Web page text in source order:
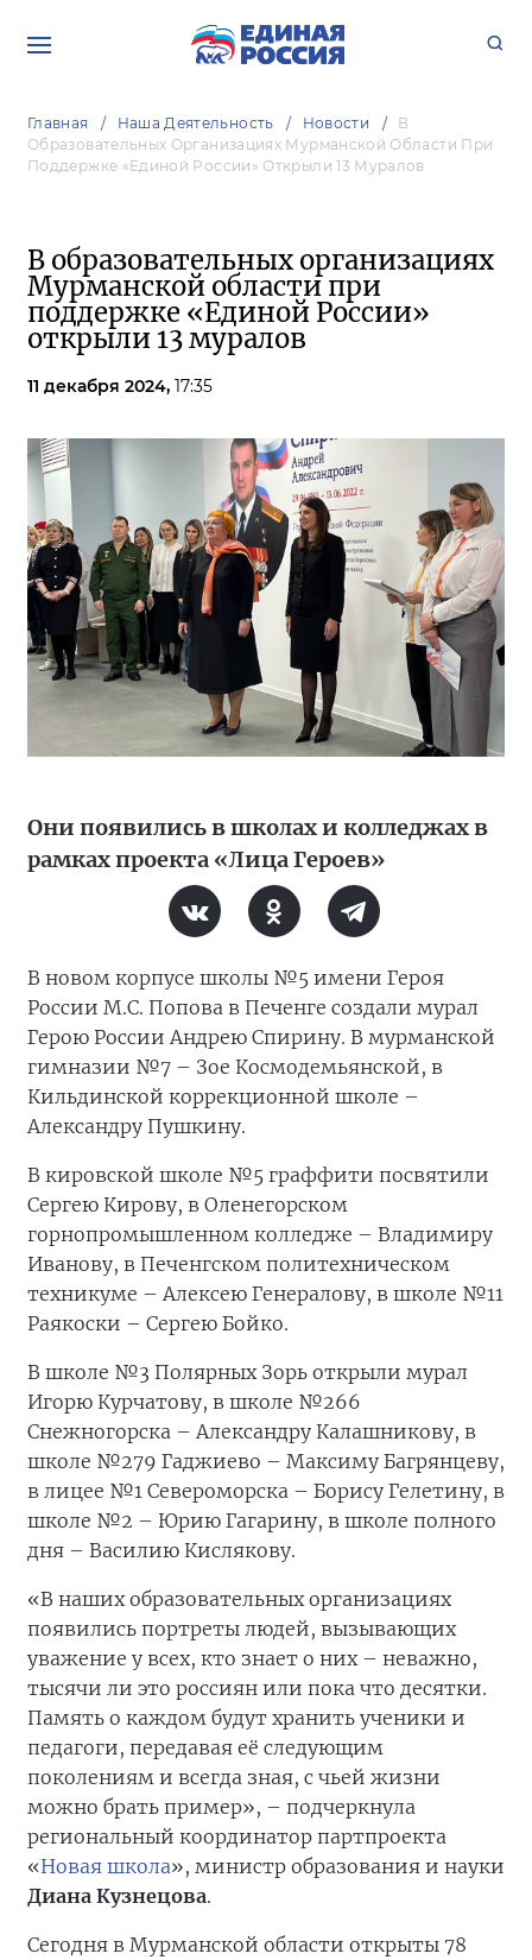
Главная Наша Деятельность Новости
В
Образовательных Организациях Мурманской Области При
Поддержке «Единой России» Открыли 13 Муралов
В образовательных организациях
Мурманской области при
поддержке «Единой России»
открыли 13 муралов
11 декабря 2024, 17:35
Они появились в школах и колледжах в
рамках проекта «Лица Героев»
В новом корпусе школы №5 имени Героя
России М.С. Попова в Печенге создали мурал
Герою России Андрею Спирину. В мурманской
гимназии №7 – Зое Космодемьянской, в
Кильдинской коррекционной школе –
Александру Пушкину.
В кировской школе №5 граффити посвятили
Сергею Кирову, в Оленегорском
горнопромышленном колледже – Владимиру
Иванову, в Печенгском политехническом
техникуме – Алексею Генералову, в школе №11
Раякоски – Сергею Бойко.
В школе №3 Полярных Зорь открыли мурал
Игорю Курчатову, в школе №266
Снежногорска – Александру Калашникову, в
школе №279 Гаджиево – Максиму Багрянцеву,
в лицее №1 Североморска – Борису Гелетину, в
школе №2 – Юрию Гагарину, в школе полного
дня – Василию Кислякову.
«В наших образовательных организациях
появились портреты людей, вызывающих
уважение у всех, кто знает о них – неважно,
тысячи ли это россиян или пока что десятки.
Память о каждом будут хранить ученики и
педагоги, передавая её следующим
поколениям и всегда зная, с чьей жизни
можно брать пример», – подчеркнула
региональный координатор партпроекта
«Новая школа», министр образования и науки
Диана Кузнецова.
Сегодня в Мурманской области открыты 78